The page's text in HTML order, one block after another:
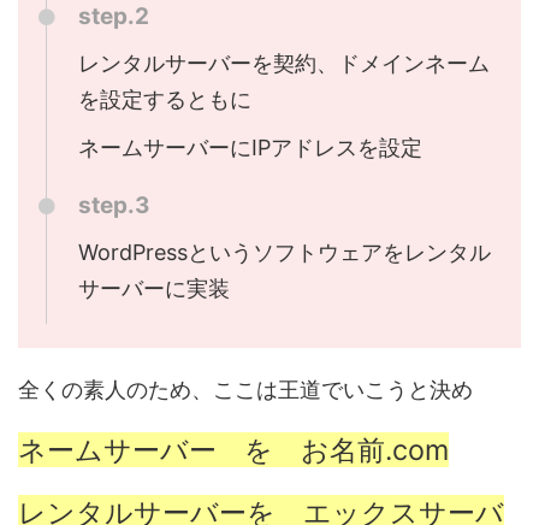
step.2
レンタルサーバーを契約、ドメインネーム
を設定するともに
ネームサーバーにIPアドレスを設定
step.3
WordPressというソフトウェアをレンタル
サーバーに実装
全くの素人のため、ここは王道でいこうと決め
ネームサーバー を お名前.com
レンタルサーバーを エックスサーバ